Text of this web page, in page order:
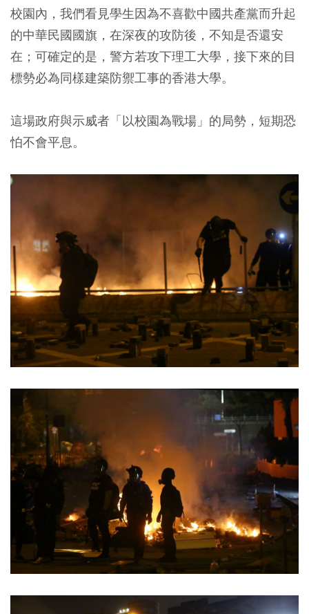
校園內，我們看見學生因為不喜歡中國共產黨而升起
的中華民國國旗，在深夜的攻防後，不知是否還安
在；可確定的是，警方若攻下理工大學，接下來的目
標勢必為同樣建築防禦工事的香港大學。
這場政府與示威者「以校園為戰場」的局勢，短期恐
怕不會平息。